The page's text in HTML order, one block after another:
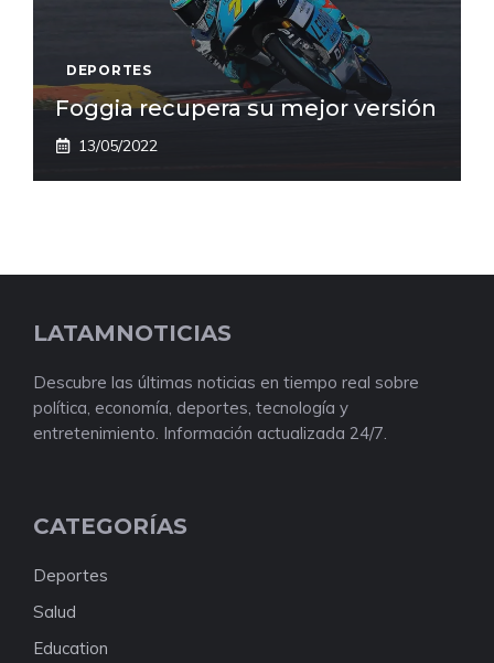
DEPORTES
Foggia recupera su mejor versión
13/05/2022
LATAMNOTICIAS
Descubre las últimas noticias en tiempo real sobre
política, economía, deportes, tecnología y
entretenimiento. Información actualizada 24/7.
CATEGORÍAS
Deportes
Salud
Education